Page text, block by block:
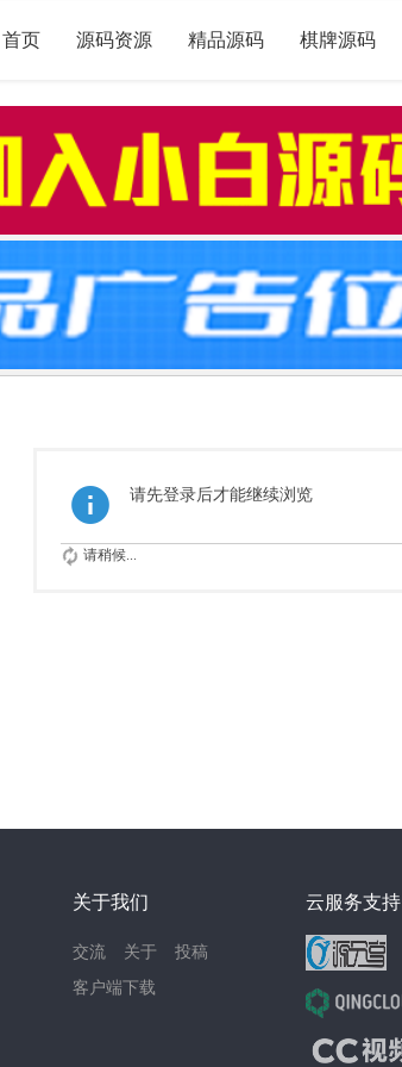
首页 源码资源 精品源码 棋牌源码
请先登录后才能继续浏览
请稍候...
关于我们
交流 关于
投稿
客户端下载
云服务支持